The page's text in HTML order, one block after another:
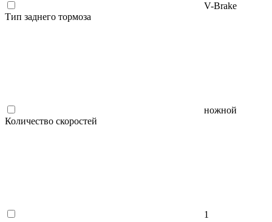
V-Brake
Тип заднего тормоза
ножной
Количество скоростей
1